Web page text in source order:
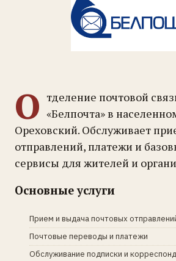
О тделение почтовой
«Белпочта» в
Ореховский. Обслуживает
отправлений, платежи и
сервисы для жителей и
Основные услуги
Прием и выдача почтовых
Почтовые переводы и платежи
Обслуживание подписки и